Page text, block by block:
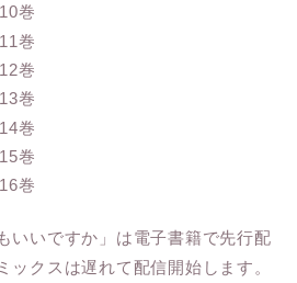
巻
巻
巻
巻
巻
巻
巻
いいですか」は電子書籍で先行配
ックスは遅れて配信開始します。